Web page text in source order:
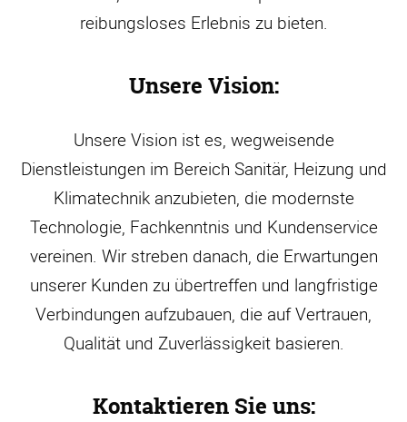
reibungsloses Erlebnis zu bieten.
Unsere Vision:
Unsere Vision ist es, wegweisende
Dienstleistungen im Bereich Sanitär, Heizung und
Klimatechnik anzubieten, die modernste
Technologie, Fachkenntnis und Kundenservice
vereinen. Wir streben danach, die Erwartungen
unserer Kunden zu übertreffen und langfristige
Verbindungen aufzubauen, die auf Vertrauen,
Qualität und Zuverlässigkeit basieren.
Kontaktieren Sie uns: